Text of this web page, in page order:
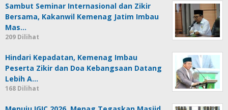
Sambut Seminar Internasional dan Zikir
Bersama, Kakanwil Kemenag Jatim Imbau
Mas…
209 Dilihat
Hindari Kepadatan, Kemenag Imbau
Peserta Zikir dan Doa Kebangsaan Datang
Lebih A…
168 Dilihat